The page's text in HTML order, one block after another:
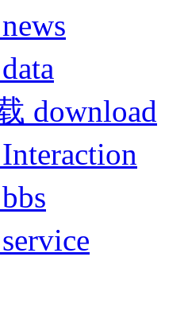
news
data
download
Interaction
bbs
service